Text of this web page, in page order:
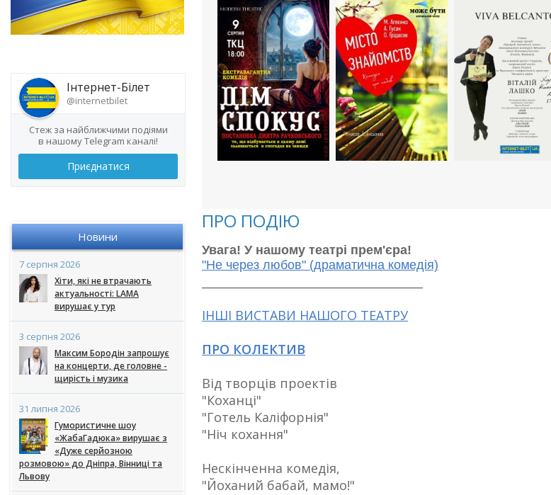
Інтернет-Білет
@internetbilet
Стеж за найближчими подіями
в нашому Telegram каналі!
Приєднатися
Новини
7 серпня 2026
Хіти, які не втрачають
актуальності: LAMA
вирушає у тур
3 серпня 2026
Максим Бородін запрошує
на концерти, де головне -
щирість і музика
31 липня 2026
Гумористичне шоу
«ЖабаГадюка» вирушає з
«Дуже серйозною
розмовою» до Дніпра, Вінниці та
Львову
ПРО ПОДІЮ
Увага! У нашому театрі прем'єра!
"Не через любов" (драматична комедія)
ІНШІ ВИСТАВИ НАШОГО ТЕАТРУ
ПРО КОЛЕКТИВ
Від творців проектів
"Коханці"
"Готель Каліфорнія"
"Ніч кохання"
Нескінченна комедія,
"Йоханий бабай, мамо!"